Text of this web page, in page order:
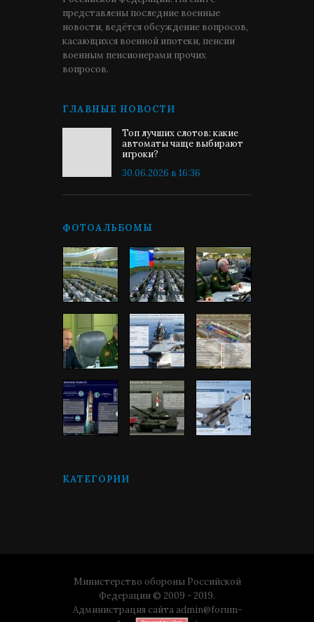
представлены последние военные
новости, ведётся обсуждение вопросов,
касающихся военной ипотеки, пенсии
военным пенсионерами прочих
вопросов.
ГЛАВНЫЕ НОВОСТИ
Топ лучших слотов: какие
автоматы чаще выбирают
игроки?
30.06.2026 в 16:36
ФОТОАЛЬБОМЫ
КАТЕГОРИИ
Министерство обороны Российской
Федерации © 2009 - 2019.
Администрация сайта admin@forum-